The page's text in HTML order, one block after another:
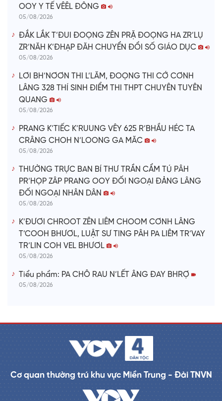
OOY Y TẾ VÊÊL ĐÔNG
05/08/2026
ĐẮK LẮK T’ĐUI ĐOỌNG ZÊN PRẶ ĐOỌNG HA ZR’LỤ
ZR’NĂH K’ĐHẠP ĐĂH CHUYỂN ĐỔI SỐ GIÁO DỤC
05/08/2026
LƠI BH’NƠƠN THI L’LĂM, ĐOỌNG THI CỚ CƠNH
LÂNG 328 THÍ SINH ĐIỂM THI THPT CHUYÊN TUYÊN
QUANG
05/08/2026
PRANG K’TIẾC K’RUUNG VÊY 625 R’BHẦU HÉC TA
CRÂNG CHOH N’LOONG GA MĂC
05/08/2026
THƯỜNG TRỰC BAN BÍ THƯ TRẦN CẨM TÚ PÂH
PR’HỌP ZÂP PRANG OOY ĐỐI NGOẠI ĐẢNG LÂNG
ĐỐI NGOẠI NHÂN DÂN
05/08/2026
K’ĐƯƠI CHROOT ZÊN LIÊM CHOOM CƠNH LÂNG
T’COOH BHƯƠL, LUẬT SƯ TING PÂH PA LIÊM TR’VAY
TR’LIN COH VEL BHƯƠL
05/08/2026
Tiểu phẩm: PA CHÔ RAU N’LẾT ÂNG ĐAY BHRỢ
05/08/2026
Cơ quan thường trú khu vực Miền Trung - Đài TNVN